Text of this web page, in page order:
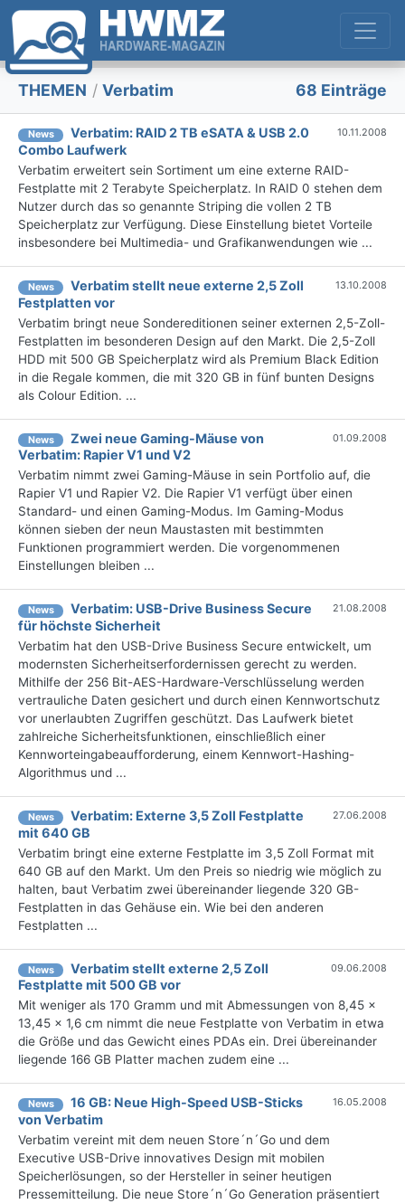
THEMEN / Verbatim 68 Einträge
News
Verbatim: RAID 2 TB eSATA & USB 2.0
Combo Laufwerk
10.11.2008
Verbatim erweitert sein Sortiment um eine externe RAID-
Festplatte mit 2 Terabyte Speicherplatz. In RAID 0 stehen dem
Nutzer durch das so genannte Striping die vollen 2 TB
Speicherplatz zur Verfügung. Diese Einstellung bietet Vorteile
insbesondere bei Multimedia- und Grafikanwendungen wie ...
News
Verbatim stellt neue externe 2,5 Zoll
Festplatten vor
13.10.2008
Verbatim bringt neue Sondereditionen seiner externen 2,5-Zoll-
Festplatten im besonderen Design auf den Markt. Die 2,5-Zoll
HDD mit 500 GB Speicherplatz wird als Premium Black Edition
in die Regale kommen, die mit 320 GB in fünf bunten Designs
als Colour Edition. ...
News
Zwei neue Gaming-Mäuse von
Verbatim: Rapier V1 und V2
01.09.2008
Verbatim nimmt zwei Gaming-Mäuse in sein Portfolio auf, die
Rapier V1 und Rapier V2. Die Rapier V1 verfügt über einen
Standard- und einen Gaming-Modus. Im Gaming-Modus
können sieben der neun Maustasten mit bestimmten
Funktionen programmiert werden. Die vorgenommenen
Einstellungen bleiben ...
News
Verbatim: USB-Drive Business Secure
für höchste Sicherheit
21.08.2008
Verbatim hat den USB-Drive Business Secure entwickelt, um
modernsten Sicherheitserfordernissen gerecht zu werden.
Mithilfe der 256 Bit-AES-Hardware-Verschlüsselung werden
vertrauliche Daten gesichert und durch einen Kennwortschutz
vor unerlaubten Zugriffen geschützt. Das Laufwerk bietet
zahlreiche Sicherheitsfunktionen, einschließlich einer
Kennworteingabeaufforderung, einem Kennwort-Hashing-
Algorithmus und ...
News
Verbatim: Externe 3,5 Zoll Festplatte
mit 640 GB
27.06.2008
Verbatim bringt eine externe Festplatte im 3,5 Zoll Format mit
640 GB auf den Markt. Um den Preis so niedrig wie möglich zu
halten, baut Verbatim zwei übereinander liegende 320 GB-
Festplatten in das Gehäuse ein. Wie bei den anderen
Festplatten ...
News
Verbatim stellt externe 2,5 Zoll
Festplatte mit 500 GB vor
09.06.2008
Mit weniger als 170 Gramm und mit Abmessungen von 8,45 x
13,45 x 1,6 cm nimmt die neue Festplatte von Verbatim in etwa
die Größe und das Gewicht eines PDAs ein. Drei übereinander
liegende 166 GB Platter machen zudem eine ...
News
16 GB: Neue High-Speed USB-Sticks
von Verbatim
16.05.2008
Verbatim vereint mit dem neuen Store´n´Go und dem
Executive USB-Drive innovatives Design mit mobilen
Speicherlösungen, so der Hersteller in seiner heutigen
Pressemitteilung. Die neue Store´n´Go Generation präsentiert